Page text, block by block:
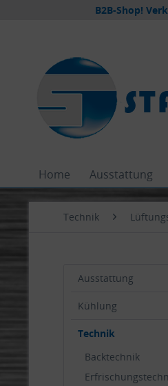
B2B-Shop!
Home Ausstattung
Technik
Ausstattung
Kühlung
Technik
Backtechnik